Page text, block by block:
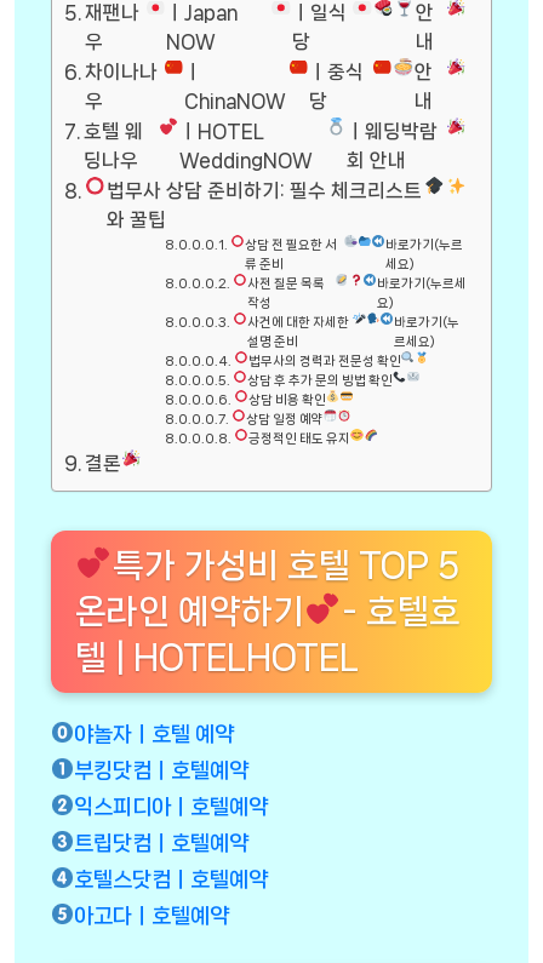
재팬나
우
ㅣJapan
NOW
ㅣ일식
당
안
내
차이나나
우
ChinaNOW
ㅣ중식
당
안
내
호텔 웨
딩나우
ㅣHOTEL
WeddingNOW
ㅣ웨딩박람
회 안내
법무사 상담 준비하기: 필수 체크리스트
와 꿀팁
상담 전 필요한 서
류 준비
바로가기(누르
세요)
사전 질문 목록
작성
바로가기(누르세
요)
사건에 대한 자세한
설명 준비
바로가기(누
르세요)
법무사의 경력과 전문성 확인
상담 후 추가 문의 방법 확인
상담 비용 확인
상담 일정 예약
긍정적인 태도 유지
결론
특가 가성비 호텔 TOP 5
온라인 예약하기
- 호텔호
텔 | HOTELHOTEL
야놀자ㅣ호텔 예약
부킹닷컴ㅣ호텔예약
익스피디아ㅣ호텔예약
트립닷컴ㅣ호텔예약
호텔스닷컴ㅣ호텔예약
아고다ㅣ호텔예약